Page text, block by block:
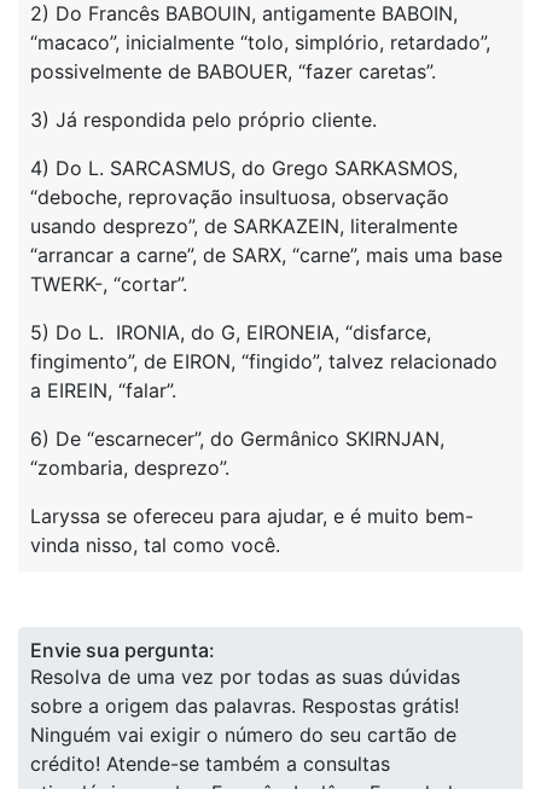
2) Do Francês BABOUIN, antigamente BABOIN,
“macaco”, inicialmente “tolo, simplório, retardado”,
possivelmente de BABOUER, “fazer caretas”.
3) Já respondida pelo próprio cliente.
4) Do L. SARCASMUS, do Grego SARKASMOS,
“deboche, reprovação insultuosa, observação
usando desprezo”, de SARKAZEIN, literalmente
“arrancar a carne”, de SARX, “carne”, mais uma base
TWERK-, “cortar”.
5) Do L. IRONIA, do G, EIRONEIA, “disfarce,
fingimento”, de EIRON, “fingido”, talvez relacionado
a EIREIN, “falar”.
6) De “escarnecer”, do Germânico SKIRNJAN,
“zombaria, desprezo”.
Laryssa se ofereceu para ajudar, e é muito bem-
vinda nisso, tal como você.
Envie sua pergunta:
Resolva de uma vez por todas as suas dúvidas
sobre a origem das palavras. Respostas grátis!
Ninguém vai exigir o número do seu cartão de
crédito! Atende-se também a consultas